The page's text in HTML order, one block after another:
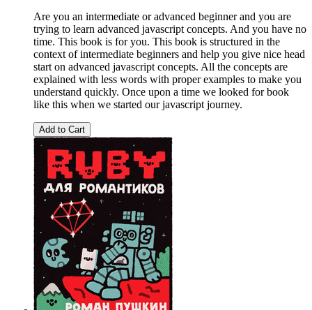
Are you an intermediate or advanced beginner and you are
trying to learn advanced javascript concepts. And you have no
time. This book is for you. This book is structured in the
context of intermediate beginners and help you give nice head
start on advanced javascript concepts. All the concepts are
explained with less words with proper examples to make you
understand quickly. Once upon a time we looked for book
like this when we started our javascript journey.
Add to Cart